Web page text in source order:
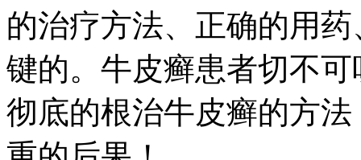
的治疗方法、正确的用
键的。牛皮癣患者切不
彻底的根治牛皮癣的方